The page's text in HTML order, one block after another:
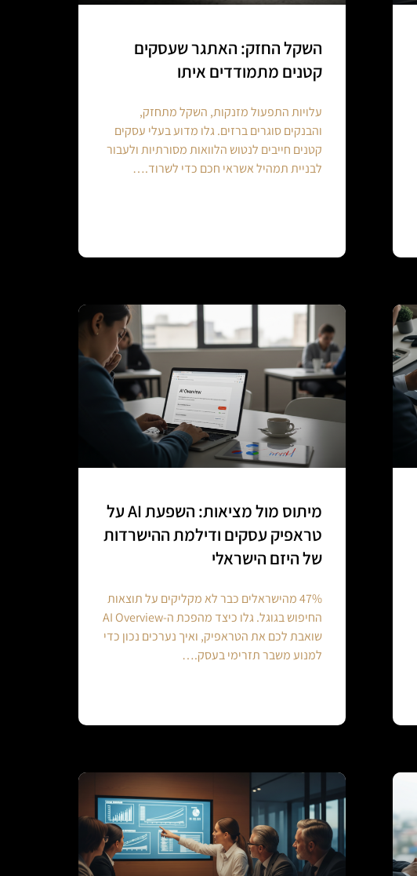
השקל החזק: האתגר שעסקים
קטנים מתמודדים איתו
עלויות התפעול מזנקות, השקל מתחזק,
והבנקים סוגרים ברזים. גלו מדוע בעלי עסקים
קטנים חייבים לנטוש הלוואות מסורתיות ולעבור
לבניית תמהיל אשראי חכם כדי לשרוד.…
מיתוס מול מציאות: השפעת AI על
טראפיק עסקים ודילמת ההישרדות
של היזם הישראלי
47% מהישראלים כבר לא מקליקים על תוצאות
החיפוש בגוגל. גלו כיצד מהפכת ה-AI Overview
שואבת לכם את הטראפיק, ואיך נערכים נכון כדי
למנוע משבר תזרימי בעסק.…